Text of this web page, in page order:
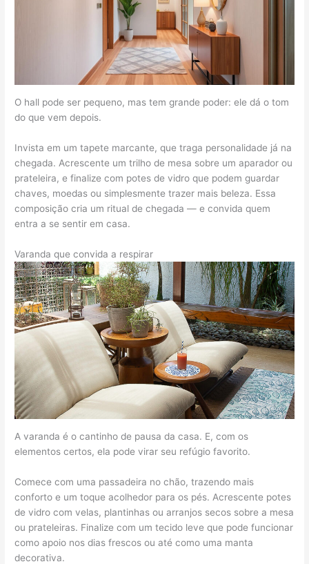
O hall pode ser pequeno, mas tem grande poder: ele dá o tom
do que vem depois.
Invista em um tapete marcante, que traga personalidade já na
chegada. Acrescente um trilho de mesa sobre um aparador ou
prateleira, e finalize com potes de vidro que podem guardar
chaves, moedas ou simplesmente trazer mais beleza. Essa
composição cria um ritual de chegada — e convida quem
entra a se sentir em casa.
Varanda que convida a respirar
A varanda é o cantinho de pausa da casa. E, com os
elementos certos, ela pode virar seu refúgio favorito.
Comece com uma passadeira no chão, trazendo mais
conforto e um toque acolhedor para os pés. Acrescente potes
de vidro com velas, plantinhas ou arranjos secos sobre a mesa
ou prateleiras. Finalize com um tecido leve que pode funcionar
como apoio nos dias frescos ou até como uma manta
decorativa.